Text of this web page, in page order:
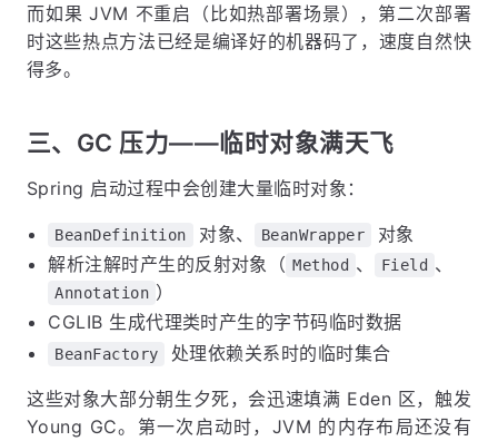
而如果 JVM 不重启（比如热部署场景），第二次部署
时这些热点方法已经是编译好的机器码了，速度自然快
得多。
三、GC 压力——临时对象满天飞
Spring 启动过程中会创建大量临时对象：
BeanDefinition 对象、 BeanWrapper
对象
解析注解时产生的反射对象（ Method 、 Field 、
Annotation ）
CGLIB 生成代理类时产生的字节码临时数据
BeanFactory 处理依赖关系时的临时集合
这些对象大部分朝生夕死，会迅速填满 Eden 区，触发
Young GC。第一次启动时，JVM 的内存布局还没有